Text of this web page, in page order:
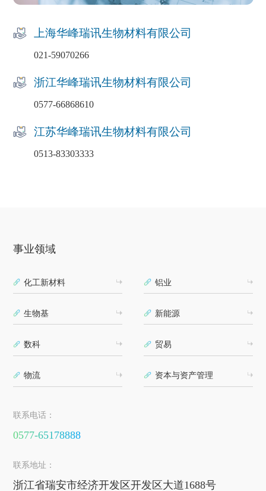
上海华峰瑞讯生物材料有限公司
021-59070266
浙江华峰瑞讯生物材料有限公司
0577-66868610
江苏华峰瑞讯生物材料有限公司
0513-83303333
事业领域
化工新材料 铝业
生物基 新能源
数科 贸易
物流 资本与资产管理
联系电话：
0577-65178888
联系地址：
浙江省瑞安市经济开发区开发区大道1688号